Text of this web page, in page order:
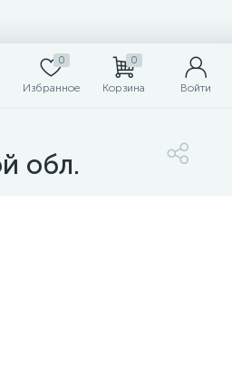
0
Избранное
0
Корзина Войти
обл.